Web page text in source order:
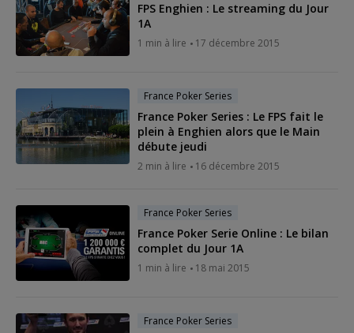
FPS Enghien : Le streaming du Jour
1A
1 min à lire 17 décembre 2015
France Poker Series
France Poker Series : Le FPS fait le
plein à Enghien alors que le Main
débute jeudi
2 min à lire 16 décembre 2015
France Poker Series
France Poker Serie Online : Le bilan
complet du Jour 1A
1 min à lire 18 mai 2015
France Poker Series